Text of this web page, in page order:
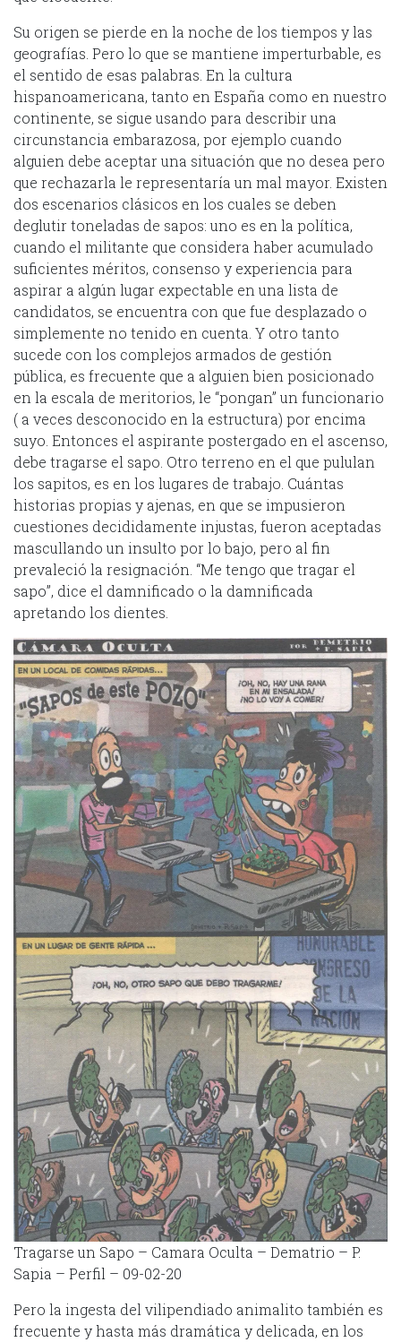
Su origen se pierde en la noche de los tiempos y las
geografías. Pero lo que se mantiene imperturbable, es
el sentido de esas palabras. En la cultura
hispanoamericana, tanto en España como en nuestro
continente, se sigue usando para describir una
circunstancia embarazosa, por ejemplo cuando
alguien debe aceptar una situación que no desea pero
que rechazarla le representaría un mal mayor. Existen
dos escenarios clásicos en los cuales se deben
deglutir toneladas de sapos: uno es en la política,
cuando el militante que considera haber acumulado
suficientes méritos, consenso y experiencia para
aspirar a algún lugar expectable en una lista de
candidatos, se encuentra con que fue desplazado o
simplemente no tenido en cuenta. Y otro tanto
sucede con los complejos armados de gestión
pública, es frecuente que a alguien bien posicionado
en la escala de meritorios, le “pongan” un funcionario
( a veces desconocido en la estructura) por encima
suyo. Entonces el aspirante postergado en el ascenso,
debe tragarse el sapo. Otro terreno en el que pululan
los sapitos, es en los lugares de trabajo. Cuántas
historias propias y ajenas, en que se impusieron
cuestiones decididamente injustas, fueron aceptadas
mascullando un insulto por lo bajo, pero al fin
prevaleció la resignación. “Me tengo que tragar el
sapo”, dice el damnificado o la damnificada
apretando los dientes.
Tragarse un Sapo – Camara Oculta – Dematrio – P.
Sapia – Perfil – 09-02-20
Pero la ingesta del vilipendiado animalito también es
frecuente y hasta más dramática y delicada, en los